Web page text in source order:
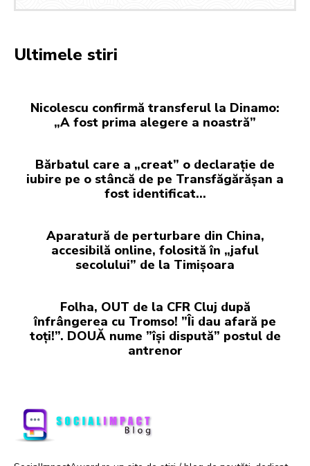
Ultimele stiri
Nicolescu confirmă transferul la Dinamo:
„A fost prima alegere a noastră”
Bărbatul care a „creat” o declarație de
iubire pe o stâncă de pe Transfăgărășan a
fost identificat…
Aparatură de perturbare din China,
accesibilă online, folosită în „jaful
secolului” de la Timișoara
Folha, OUT de la CFR Cluj după
înfrângerea cu Tromso! ”Îi dau afară pe
toți!”. DOUĂ nume ”își dispută” postul de
antrenor